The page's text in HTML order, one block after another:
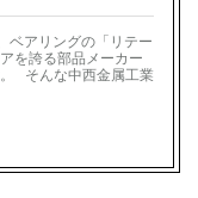
ベアリングの「リテー
を誇る部品メーカー
そんな中西金属工業